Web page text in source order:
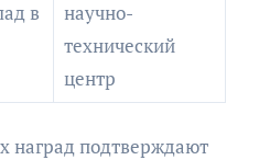
в
научно-
технический
центр
наград подтверждают